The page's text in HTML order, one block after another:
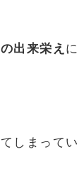
出来栄え に
しまってい